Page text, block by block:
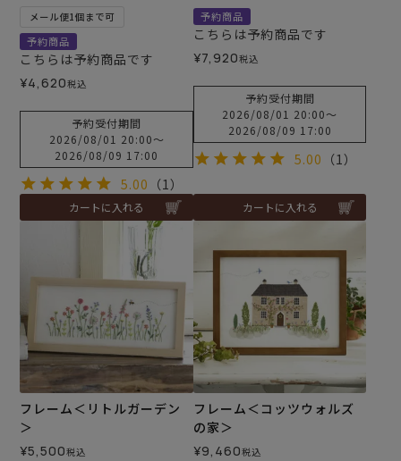
メール便1個まで可
予約商品
こちらは予約商品です
¥4,620税込
予約受付期間
2026/08/01 20:00〜
2026/08/09 17:00
5.00 （1）
カートに入れる
予約商品
こちらは予約商品です
¥7,920税込
予約受付期間
2026/08/01 20:00〜
2026/08/09 17:00
5.00 （1）
カートに入れる
フレーム＜リトルガーデン
＞
¥5,500税込
フレーム＜コッツウォルズ
の家＞
¥9,460税込